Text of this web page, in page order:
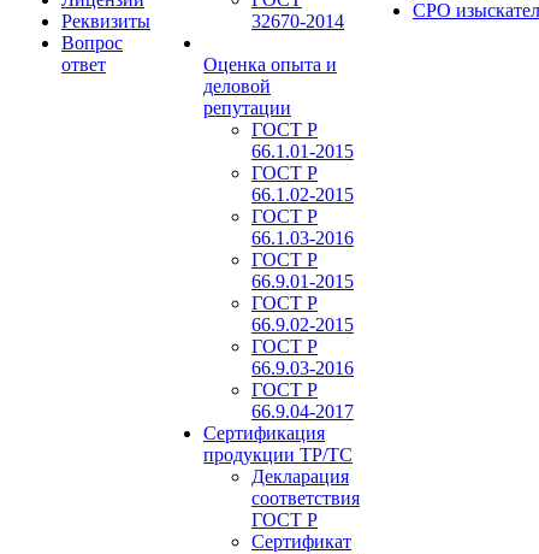
Реквизиты
Вопрос
ответ
32670-2014
Оценка опыта и
деловой
репутации
ГОСТ Р
66.1.01-2015
ГОСТ Р
66.1.02-2015
ГОСТ Р
66.1.03-2016
ГОСТ Р
66.9.01-2015
ГОСТ Р
66.9.02-2015
ГОСТ Р
66.9.03-2016
ГОСТ Р
66.9.04-2017
Сертификация
продукции ТР/ТС
Декларация
соответствия
ГОСТ Р
Сертификат
СРО